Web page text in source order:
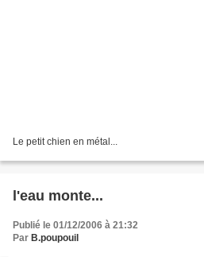
Le petit chien en métal...
l'eau monte...
Publié le 01/12/2006 à 21:32
Par B.poupouil